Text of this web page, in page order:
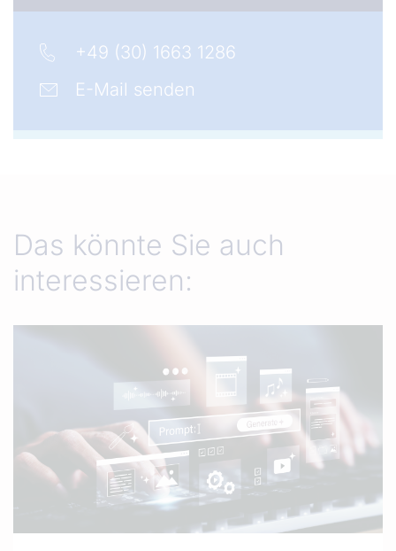
+49 (30) 1663 1286
E-Mail senden
Das könnte Sie auch
interessieren: